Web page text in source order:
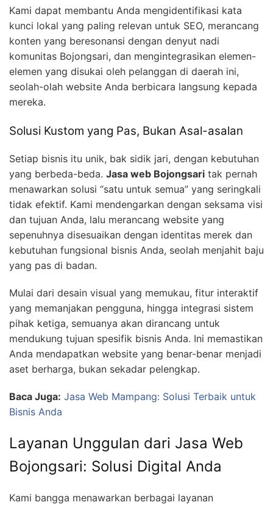
Kami dapat membantu Anda mengidentifikasi kata
kunci lokal yang paling relevan untuk SEO, merancang
konten yang beresonansi dengan denyut nadi
komunitas Bojongsari, dan mengintegrasikan elemen-
elemen yang disukai oleh pelanggan di daerah ini,
seolah-olah website Anda berbicara langsung kepada
mereka.
Solusi Kustom yang Pas, Bukan Asal-asalan
Setiap bisnis itu unik, bak sidik jari, dengan kebutuhan
yang berbeda-beda. Jasa web Bojongsari tak pernah
menawarkan solusi “satu untuk semua” yang seringkali
tidak efektif. Kami mendengarkan dengan seksama visi
dan tujuan Anda, lalu merancang website yang
sepenuhnya disesuaikan dengan identitas merek dan
kebutuhan fungsional bisnis Anda, seolah menjahit baju
yang pas di badan.
Mulai dari desain visual yang memukau, fitur interaktif
yang memanjakan pengguna, hingga integrasi sistem
pihak ketiga, semuanya akan dirancang untuk
mendukung tujuan spesifik bisnis Anda. Ini memastikan
Anda mendapatkan website yang benar-benar menjadi
aset berharga, bukan sekadar pelengkap.
Baca Juga: Jasa Web Mampang: Solusi Terbaik untuk
Bisnis Anda
Layanan Unggulan dari Jasa Web
Bojongsari: Solusi Digital Anda
Kami bangga menawarkan berbagai layanan